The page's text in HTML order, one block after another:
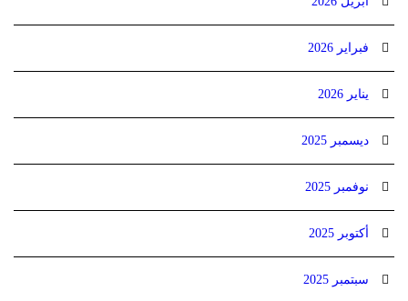
فبراير 2026
يناير 2026
ديسمبر 2025
نوفمبر 2025
أكتوبر 2025
سبتمبر 2025